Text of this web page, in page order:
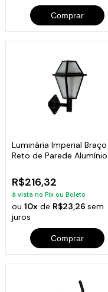
Comprar
Luminária Imperial Braço
Reto de Parede Alumínio
R$216,32
à vista no Pix ou Boleto
ou10x de R$23,26sem
juros
Comprar